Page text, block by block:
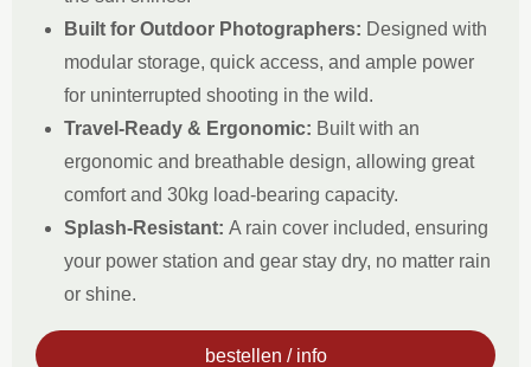
Built for Outdoor Photographers: Designed with
modular storage, quick access, and ample power
for uninterrupted shooting in the wild.
Travel-Ready & Ergonomic: Built with an
ergonomic and breathable design, allowing great
comfort and 30kg load-bearing capacity.
Splash-Resistant: A rain cover included, ensuring
your power station and gear stay dry, no matter rain
or shine.
bestellen / info